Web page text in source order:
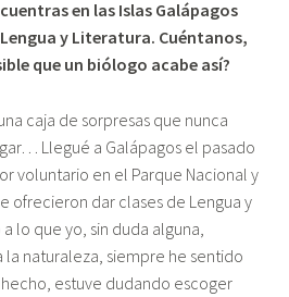
en las Islas Galápagos
y Literatura. Cuéntanos,
que un biólogo acabe así?
caja de sorpresas que nunca
Llegué a Galápagos el pasado
voluntario en el Parque Nacional y
ofrecieron dar clases de Lengua y
lo que yo, sin duda alguna,
la naturaleza, siempre he sentido
estuve dudando escoger